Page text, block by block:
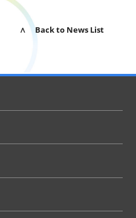
∧ Back to News List